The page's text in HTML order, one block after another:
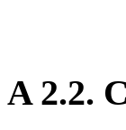
A 2.2.